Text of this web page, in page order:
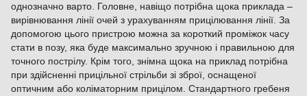
однозначно варто. Головне, навіщо потрібна щока приклада –
вирівнювання лінії очей з урахуванням прицілювання лінії. За
допомогою цього пристрою можна за короткий проміжок часу
стати в позу, яка буде максимально зручною і правильною для
точного пострілу. Крім того, знімна щока на приклад потрібна
при здійсненні прицільної стрільби зі зброї, оснащеної
оптичним або коліматорним прицілом. Стандартного гребеня